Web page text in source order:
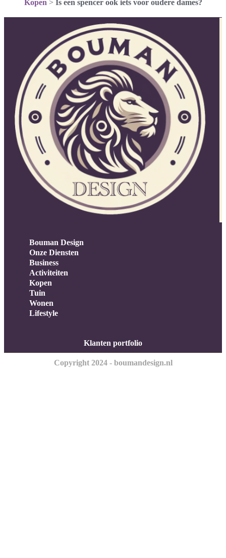
Kopen > Is een spencer ook iets voor oudere dames?
Bouman Design
Onze Diensten
Business
Activiteiten
Kopen
Tuin
Wonen
Lifestyle
Klanten portfolio
Copyright 2024 - boumandesign.nl